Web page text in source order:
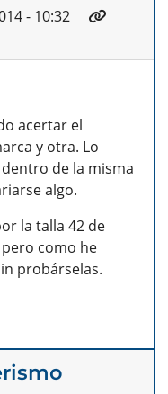
- 10:32
acertar el
y otra. Lo
de la misma
algo.
la talla 42 de
como he
probárselas.